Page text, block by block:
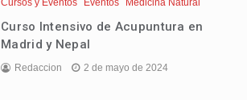
Cursos y Eventos
Eventos Medicina Natural
Curso Intensivo de Acupuntura en
Madrid y Nepal
Redaccion 2 de mayo de 2024